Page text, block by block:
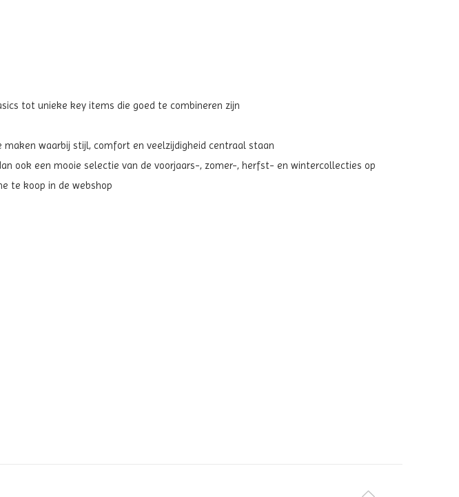
tot unieke key items die goed te combineren zijn
waarbij stijl, comfort en veelzijdigheid centraal staan
ook een mooie selectie van de voorjaars-, zomer-, herfst- en wintercollecties op
te koop in de webshop